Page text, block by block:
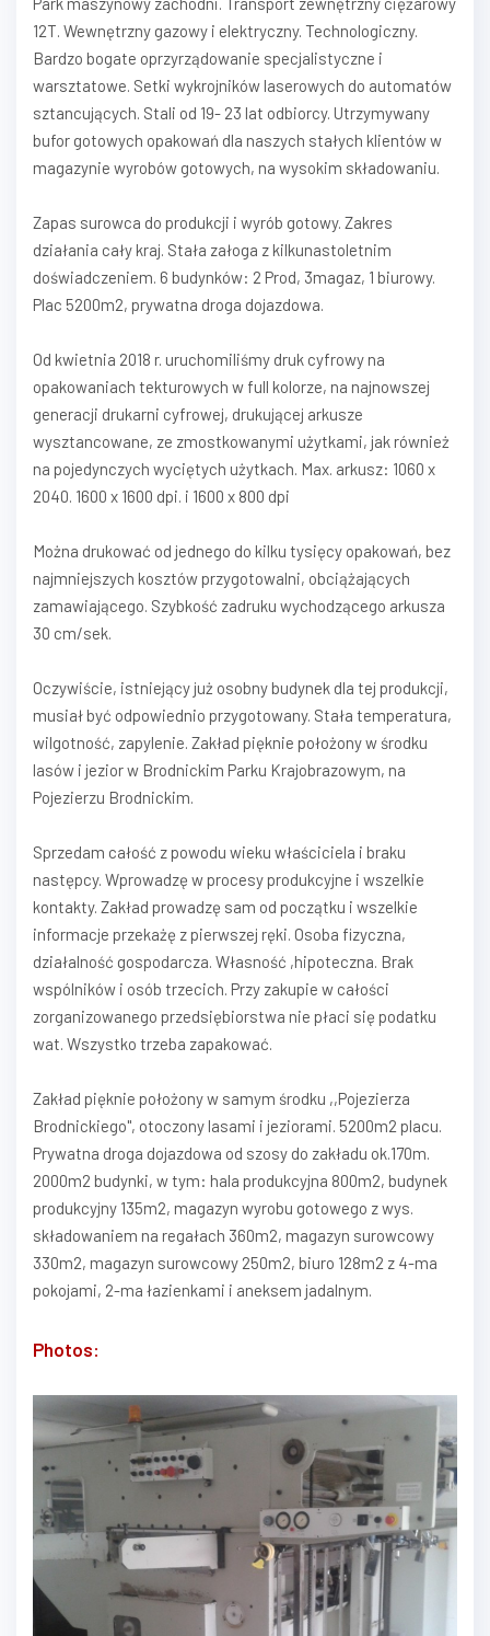
12T. Wewnętrzny gazowy i elektryczny. Technologiczny.
Bardzo bogate oprzyrządowanie specjalistyczne i
warsztatowe. Setki wykrojników laserowych do automatów
sztancujących. Stali od 19- 23 lat odbiorcy. Utrzymywany
bufor gotowych opakowań dla naszych stałych klientów w
magazynie wyrobów gotowych, na wysokim składowaniu.
Zapas surowca do produkcji i wyrób gotowy. Zakres
działania cały kraj. Stała załoga z kilkunastoletnim
doświadczeniem. 6 budynków: 2 Prod, 3magaz, 1 biurowy.
Plac 5200m2, prywatna droga dojazdowa.
Od kwietnia 2018 r. uruchomiliśmy druk cyfrowy na
opakowaniach tekturowych w full kolorze, na najnowszej
generacji drukarni cyfrowej, drukującej arkusze
wysztancowane, ze zmostkowanymi użytkami, jak również
na pojedynczych wyciętych użytkach. Max. arkusz: 1060 x
2040. 1600 x 1600 dpi. i 1600 x 800 dpi
Można drukować od jednego do kilku tysięcy opakowań, bez
najmniejszych kosztów przygotowalni, obciążających
zamawiającego. Szybkość zadruku wychodzącego arkusza
30 cm/sek.
Oczywiście, istniejący już osobny budynek dla tej produkcji,
musiał być odpowiednio przygotowany. Stała temperatura,
wilgotność, zapylenie. Zakład pięknie położony w środku
lasów i jezior w Brodnickim Parku Krajobrazowym, na
Pojezierzu Brodnickim.
Sprzedam całość z powodu wieku właściciela i braku
następcy. Wprowadzę w procesy produkcyjne i wszelkie
kontakty. Zakład prowadzę sam od początku i wszelkie
informacje przekażę z pierwszej ręki. Osoba fizyczna,
działalność gospodarcza. Własność ,hipoteczna. Brak
wspólników i osób trzecich. Przy zakupie w całości
zorganizowanego przedsiębiorstwa nie płaci się podatku
wat. Wszystko trzeba zapakować.
Zakład pięknie położony w samym środku ,,Pojezierza
Brodnickiego", otoczony lasami i jeziorami. 5200m2 placu.
Prywatna droga dojazdowa od szosy do zakładu ok.170m.
2000m2 budynki, w tym: hala produkcyjna 800m2, budynek
produkcyjny 135m2, magazyn wyrobu gotowego z wys.
składowaniem na regałach 360m2, magazyn surowcowy
330m2, magazyn surowcowy 250m2, biuro 128m2 z 4-ma
pokojami, 2-ma łazienkami i aneksem jadalnym.
Photos: